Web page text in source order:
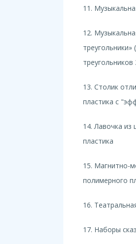
11.
12.
13. Столик
пластика с
14. Лавочка из
пластика
15. Магнитно-
полимерного
16.
17. Наборы